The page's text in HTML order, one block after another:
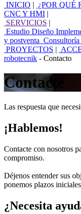
INICIO | ¿POR QUÉ
CNC Y HMI |
SERVICIOS |
Estudio Diseño
y postventa
PROYECTOS |
robotecnik - Contacto
Contacte
Las respuesta que
¡Hablemos!
Contacte con nosotros
compromiso.
Déjenos entender sus
ponemos plazos
¿Necesita